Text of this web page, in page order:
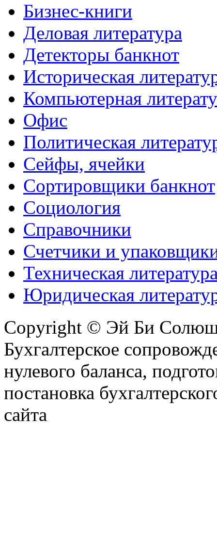
Бизнес-книги
Деловая литература
Детекторы банкнот
Историческая
Компьютерная
Офис
Политическая
Сейфы, ячейки
Сортировщики банкнот
Социология
Справочники
Счетчики и
Техническая
Юридическая
Copyright © Эй Би
Бухгалтерское
нулевого баланса,
постановка
сайта